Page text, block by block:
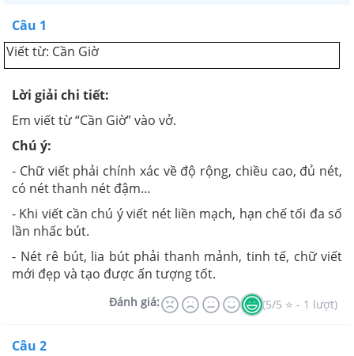
Câu 1
Viết từ: Cần Giờ
Lời giải chi tiết:
Em viết từ “Cần Giờ” vào vở.
Chú ý:
- Chữ viết phải chính xác về độ rộng, chiều cao, đủ nét,
có nét thanh nét đậm…
- Khi viết cần chú ý viết nét liền mạch, hạn chế tối đa số
lần nhấc bút.
- Nét rê bút, lia bút phải thanh mảnh, tinh tế, chữ viết
mới đẹp và tạo được ấn tượng tốt.
Đánh giá: (5/5 ⭐ - 1 lượt)
Câu 2